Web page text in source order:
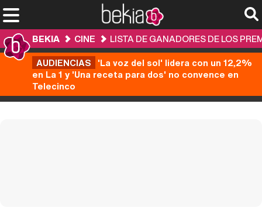
BEKIA CINE
LISTA DE GANADORES DE LOS
AUDIENCIAS 'La voz del sol' lidera con un 12,2%
en La 1 y 'Una receta para dos' no convence en
Telecinco